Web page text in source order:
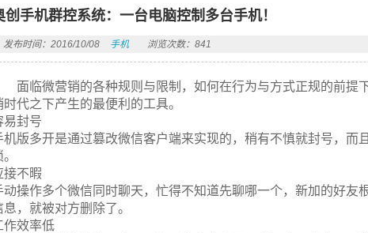
创手机群控系统：一台电脑控制多台手机！
发布时间：2016/10/08 手机 浏览次数：841
面临微营销的各种规则与限制，如何在行为与方式正规的前提
时代之下产生的最便利的工具。
易封号
机版多开是通过篡改微信客户端来实现的，稍有不慎就封号，而
接不暇
动操作多个微信同时聊天，忙得不知道先聊哪一个，新加的好友
息，就被对方删除了。
作效率低